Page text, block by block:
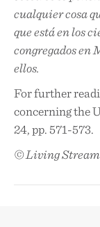
cualquier cosa
que está en los
congregados en
ellos.
For further
concerning the
24, pp. 571-573.
© Living